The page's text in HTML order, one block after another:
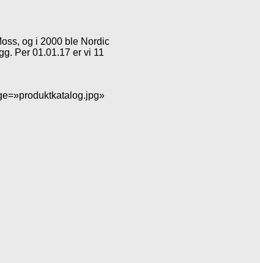
og i 2000 ble Nordic
Per 01.01.17 er vi 11